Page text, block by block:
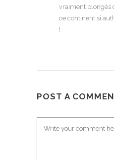
vraiment plongés
ce continent si
!
POST A